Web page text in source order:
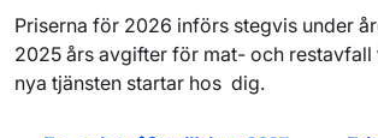
Priserna för 2026 införs stegvis under
2025 års avgifter för mat- och restavfall
nya tjänsten startar hos dig.